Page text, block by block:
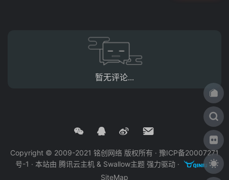
暂无评论...
Copyright © 2009-2021 铭创网络 版权所有 · 豫ICP备20007271
号-1 · 本站由 腾讯云主机 & Swallow主题 强力驱动 ·
·
SiteMap